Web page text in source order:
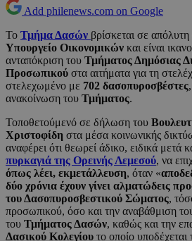
Add philenews.com on Google
Το Τμήμα Δασών βρίσκεται σε
Υπουργείο Οικονομικών και είναι
ανταπόκριση του Τμήματος Δημόσιας
Προσωπικού στα αιτήματα για τη
στελεχωμένο με 702 δασοπυροσβέστες
ανακοίνωση του Τμήματος.
Τοποθετούμενό σε δήλωση του
Χριστοφίδη στα μέσα κοινωνικής
αναφέρει ότι θεωρεί άδικο, ειδικά μετά
πυρκαγιά της Ορεινής Λεμεσού, να
όπως λέει, εκμετάλλευση, όταν «
δύο χρόνια έχουν γίνει αλματώδεις
του Δασοπυροσβεστικού Σώματος,
προσωπικού, όσο και την αναβάθμιση
του Τμήματος Δασών, καθώς και την
Δασικού Κολεγίου το οποίο υποδέχεται